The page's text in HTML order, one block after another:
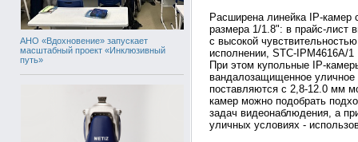
АНО «Вдохновение» запускает
масштабный проект «Инклюзивный
путь»
Расширена линейка IP-
размера 1/1.8": в прайс-лист
с высокой
исполнении, STC-IPM4616A/
При этом купольные IP-
вандалозащищенное
поставляются с 2,8-12.0 мм
камер можно подобрать
задач видеонаблюдения, а
уличных условиях -